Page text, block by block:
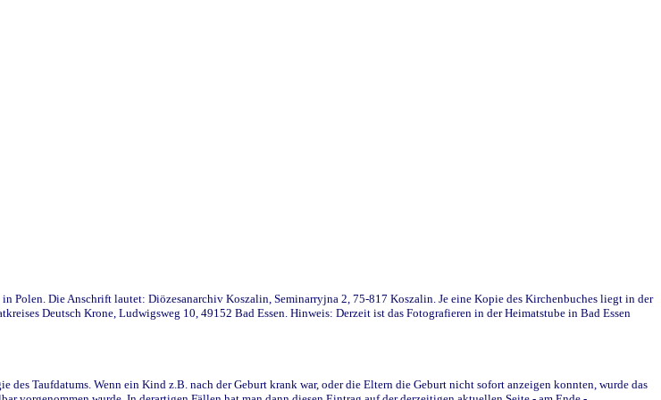
Die Anschrift lautet: Diözesanarchiv Koszalin, Seminarryjna 2, 75-817 Koszalin. Je eine Kopie des Kirchenbuches liegt in der
Deutsch Krone, Ludwigsweg 10, 49152 Bad Essen. Hinweis: Derzeit ist das Fotografieren in der Heimatstube in Bad Essen
Taufdatums. Wenn ein Kind z.B. nach der Geburt krank war, oder die Eltern die Geburt nicht sofort anzeigen konnten, wurde das